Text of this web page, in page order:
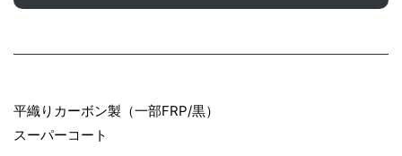
平織りカーボン製（一部FRP/黒）
スーパーコート